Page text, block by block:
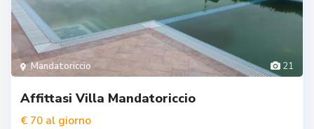
21
Mandatoriccio
Affittasi Villa Mandatoriccio
€ 70 al giorno